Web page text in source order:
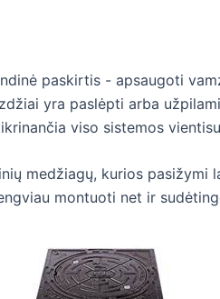
paskirtis - apsaugoti
yra paslėpti arba
viso sistemos
medžiagų, kurios pasižymi
montuoti net ir